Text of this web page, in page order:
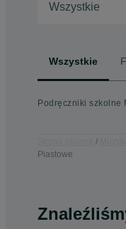
Wszystkie
Wszystkie
Podręczniki szkolne
Piastowe